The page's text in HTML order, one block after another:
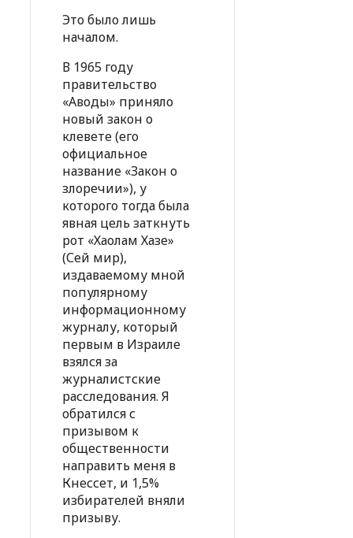
Это было лишь
началом.
В 1965 году
правительство
«Аводы» приняло
новый закон о
клевете (его
официальное
название «Закон о
злоречии»), у
которого тогда была
явная цель заткнуть
рот «Хаолам Хазе»
(Сей мир),
издаваемому мной
популярному
информационному
журналу, который
первым в Израиле
взялся за
журналистские
расследования. Я
обратился с
призывом к
общественности
направить меня в
Кнессет, и 1,5%
избирателей вняли
призыву.